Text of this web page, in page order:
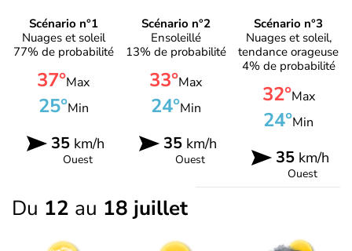
Scénario n°1
Nuages et soleil
77% de probabilité
37°Max
25°Min
35km/h
Ouest
Scénario n°2
Ensoleillé
13% de probabilité
33°Max
24°Min
35km/h
Ouest
Scénario n°3
Nuages et soleil,
tendance orageuse
4% de probabilité
32°Max
24°Min
35 km/h
Ouest
Du 12 au 18 juillet